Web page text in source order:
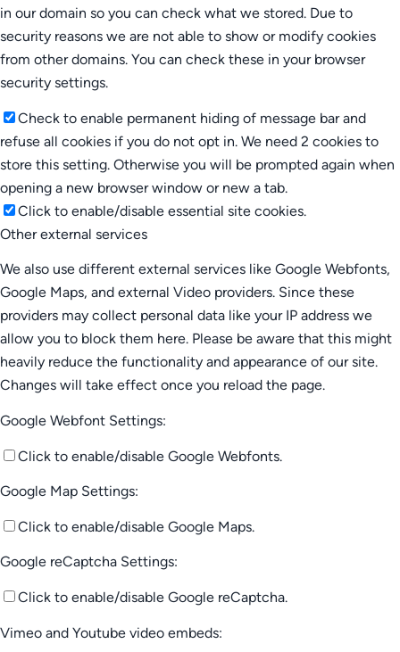
in our domain so you can check what we stored. Due to
security reasons we are not able to show or modify cookies
from other domains. You can check these in your browser
security settings.
Check to enable permanent hiding of message bar and
refuse all cookies if you do not opt in. We need 2 cookies to
store this setting. Otherwise you will be prompted again when
opening a new browser window or new a tab.
Click to enable/disable essential site cookies.
Other external services
We also use different external services like Google Webfonts,
Google Maps, and external Video providers. Since these
providers may collect personal data like your IP address we
allow you to block them here. Please be aware that this might
heavily reduce the functionality and appearance of our site.
Changes will take effect once you reload the page.
Google Webfont Settings:
Click to enable/disable Google Webfonts.
Google Map Settings:
Click to enable/disable Google Maps.
Google reCaptcha Settings:
Click to enable/disable Google reCaptcha.
Vimeo and Youtube video embeds: